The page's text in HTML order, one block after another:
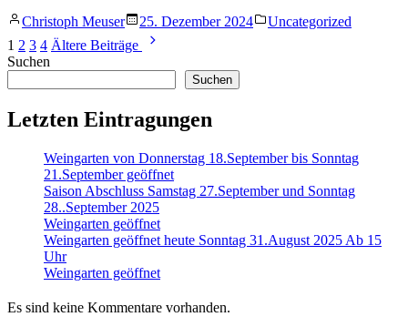
Veröffentlicht
Christoph Meuser 25. Dezember 2024
Veröffentlicht
Uncategorized
Seitennummerierung
der
Beiträge
1 2 3 4 Ältere Beiträge
Suchen
Suchen
Letzten Eintragungen
Weingarten von Donnerstag 18.September bis Sonntag
21.September geöffnet
Saison Abschluss Samstag 27.September und Sonntag
28..September 2025
Weingarten geöffnet
Weingarten geöffnet heute Sonntag 31.August 2025 Ab 15
Uhr
Weingarten geöffnet
Es sind keine Kommentare vorhanden.